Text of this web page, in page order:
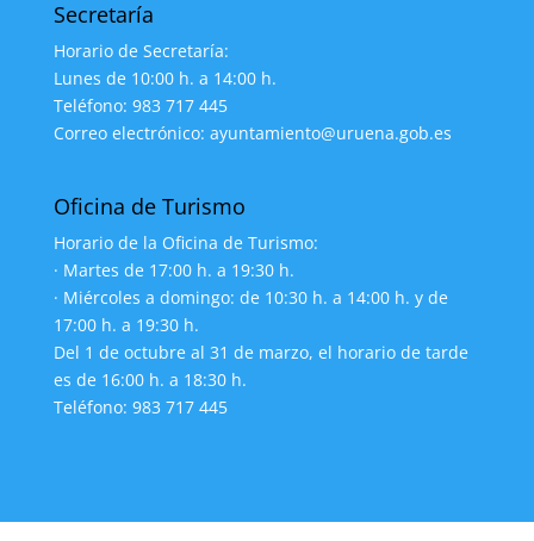
Secretaría
Horario de Secretaría:
Lunes de 10:00 h. a 14:00 h.
Teléfono: 983 717 445
Correo electrónico: ayuntamiento@uruena.gob.es
Oficina de Turismo
Horario de la Oficina de Turismo:
· Martes de 17:00 h. a 19:30 h.
· Miércoles a domingo: de 10:30 h. a 14:00 h. y de
17:00 h. a 19:30 h.
Del 1 de octubre al 31 de marzo, el horario de tarde
es de 16:00 h. a 18:30 h.
Teléfono: 983 717 445